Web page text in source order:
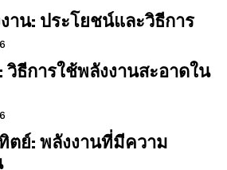
าน: ประโยชน์และวิธีการ
วิธีการใช้พลังงานสะอาดใน
ตย์: พลังงานที่มีความ